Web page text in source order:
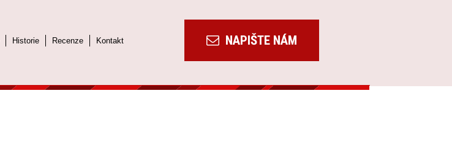
Historie Recenze Kontakt NAPIŠTE NÁM